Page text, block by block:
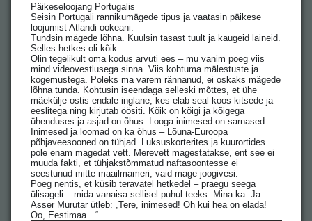
Päikeseloojang Portugalis
Seisin Portugali rannikumägede tipus ja vaatasin päikese
loojumist Atlandi ookeani.
Tundsin mägede lõhna. Kuulsin tasast tuult ja kaugeid laineid.
Selles hetkes oli kõik.
Olin tegelikult oma kodus arvuti ees – mu vanim poeg viis
mind videovestlusega sinna. Viis kohtuma mälestuste ja
kogemustega. Poleks ma varem rännanud, ei oskaks mägede
lõhna tunda. Kohtusin iseendaga selleski mõttes, et ühe
mäekülje ostis endale inglane, kes elab seal koos kitsede ja
eeslitega ning kirjutab öösiti. Kõik on kõigi ja kõigega
ühenduses ja asjad on õhus. Looga inimesed on sarnased.
Inimesed ja loomad on ka õhus – Lõuna-Euroopa
põhjaveesooned on tühjad. Luksuskorterites ja kuurortides
pole enam magedat vett. Merevett magestatakse, ent see ei
muuda fakti, et tühjakstõmmatud naftasoontesse ei
seestunud mitte maailmameri, vaid mage joogivesi.
Poeg nentis, et küsib teravatel hetkedel – praegu seega
ülisageli – mida vanaisa sellisel puhul teeks. Mina ka. Ja
Asser Murutar ütleb: „Tere, inimesed! Oh kui hea on elada!
Oo, Eestimaa…“